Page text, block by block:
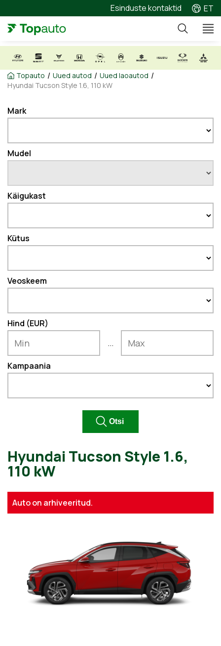
Esinduste kontaktid ET
Topauto / Uued autod / Uued laoautod /
Hyundai Tucson Style 1.6, 110 kW
Mark
Mudel
Käigukast
Kütus
Veoskeem
Hind (EUR)
...
Kampaania
Hyundai Tucson Style 1.6,
Auto on arhiveeritud.